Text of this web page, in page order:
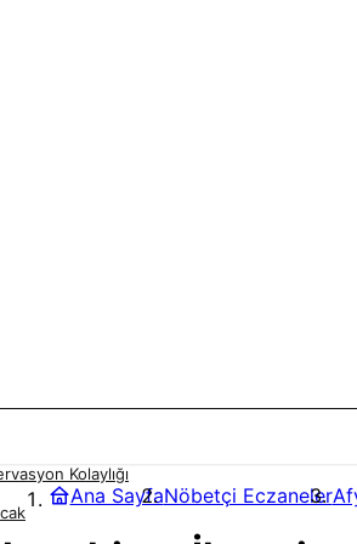
Kolaylığı
Ana SayfaNöbetçi Eczaneler